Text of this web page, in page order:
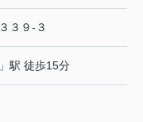
３３９-３
」駅 徒歩15分